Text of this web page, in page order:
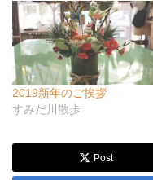
2019新年のご挨拶
すみだ川散歩
Post